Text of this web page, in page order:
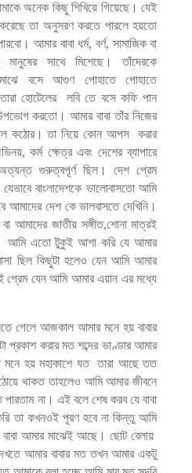
অনেক কিছু শিখিয়ে গিয়েছে। যেই
করেছে তা অনুসরণ করতে পারলে হয়তো
আমার বাবা ধর্ম, বর্ণ, সামাজিক বা
মানুষের সাথে মিশেছে।
তাঁদেরকে
মাঝে বসে আগুণ পোহাতে
পোহাতে
তারা হোটেলের লবি তে বসে কফি পান
করতো। আমার বাবা তাঁর নিজের
কঠোর। তা নিয়ে কোন আপস
করার
,কর্ম ক্ষেত্র এবং দেশের ব্যাপারে
গুরুত্বপূর্ণ ছিল। দেশ প্রেম
যেভাবে বাংলাদেশকে ভালোবাসতো আমি
আমাদের দেশ কে ভালবাসতে দেখিনি।
বা আমাদের জাতীয় সঙ্গীত,শোনা মাত্রই
আমি এতো টুকুই আশা করি যে আমার
ছিল কিছুটা হলেও যেন আমি আমার
প্রেম যেন আমি আমার এয়ান এর মধ্যে
গেলে আজকাল আমার মনে হয় বাবার
প্রকাশ করার মত শব্দের ভাণ্ডার আমার
মনে হয় মহাকাশে যত তারা আছে তত
থাকত তাহলেও আমি আমার জীবনে
পারতাম না। এই বলে শেষ করব যে বাবা
তা কখনওই পূরণ হবে না কিন্তু আমি
বাবা আমার মাঝেই আছে। ছোট বেলায়
আমার বাবার মত তখন আমার একটু